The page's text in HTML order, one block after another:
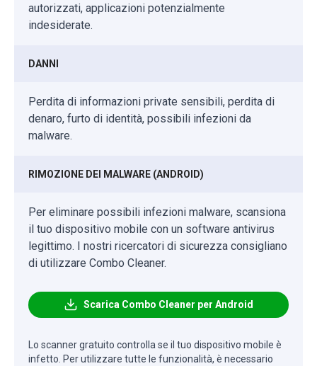
autorizzati, applicazioni potenzialmente
indesiderate.
DANNI
Perdita di informazioni private sensibili, perdita di
denaro, furto di identità, possibili infezioni da
malware.
RIMOZIONE DEI MALWARE (ANDROID)
Per eliminare possibili infezioni malware, scansiona
il tuo dispositivo mobile con un software antivirus
legittimo. I nostri ricercatori di sicurezza consigliano
di utilizzare Combo Cleaner.
Scarica Combo Cleaner per Android
Lo scanner gratuito controlla se il tuo dispositivo mobile è
infetto. Per utilizzare tutte le funzionalità, è necessario